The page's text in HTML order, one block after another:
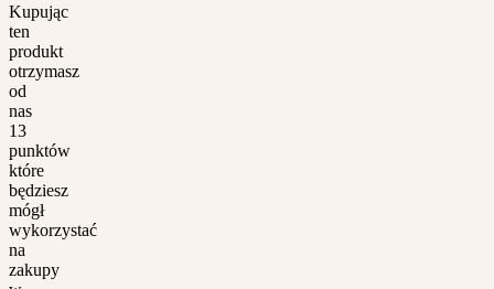
Kupując
ten
produkt
otrzymasz
od
nas
13
punktów
które
będziesz
mógł
wykorzystać
na
zakupy